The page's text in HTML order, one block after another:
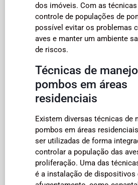
dos imóveis. Com as
controle de populações de
possível evitar os problemas
aves e manter um ambiente
de riscos.
Técnicas de
pombos em áreas
residenciais
Existem diversas técnicas de
pombos em áreas
ser utilizadas de forma
controlar a população das
proliferação. Uma das
é a instalação de dispositivos